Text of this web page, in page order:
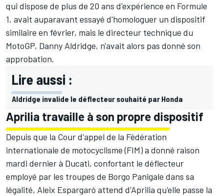
qui dispose de plus de 20 ans d'expérience en Formule
1, avait auparavant essayé d'homologuer un dispositif
similaire en février, mais le directeur technique du
MotoGP, Danny Aldridge, n'avait alors pas donné son
approbation.
Lire aussi :
Aldridge invalide le déflecteur souhaité par Honda
Aprilia travaille à son propre dispositif
Depuis que la Cour d'appel de la Fédération
internationale de motocyclisme (FIM)a donné raison
mardi dernier à Ducati, confortant le déflecteur
employé par les troupes de Borgo Panigale dans sa
légalité, Aleix Espargaró attend d'Aprilia qu'elle passe la